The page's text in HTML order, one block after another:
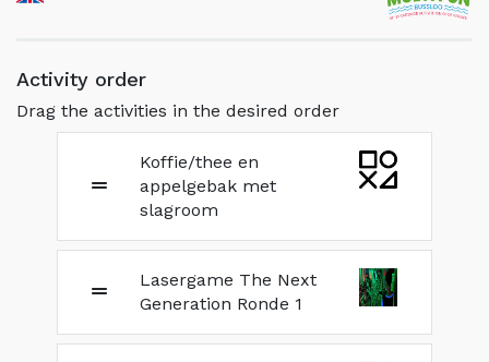
Activity order
Drag the activities in the desired order
Koffie/thee en
appelgebak met
slagroom
Lasergame The Next
Generation Ronde 1